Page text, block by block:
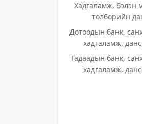
Хадгаламж, бэлэн
төлбөрийн
Дотоодын банк,
хадгаламж,
Гадаадын банк,
хадгаламж,